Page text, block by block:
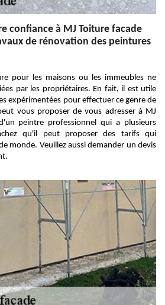
confiance à MJ Toiture facade
de rénovation des peintures
pour les maisons ou les immeubles ne
par les propriétaires. En fait, il est utile
expérimentées pour effectuer ce genre de
vous proposer de vous adresser à MJ
peintre professionnel qui a plusieurs
qu'il peut proposer des tarifs qui
monde. Veuillez aussi demander un devis